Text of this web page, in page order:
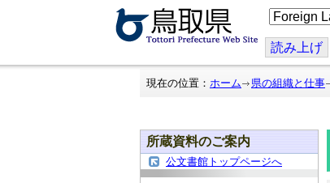
こ
の
ジ
を
翻
読み上げ
現在の位置： ホーム 県の組織と仕事
所蔵資料のご案内
公文書館トップページへ